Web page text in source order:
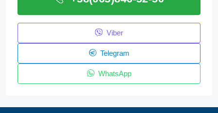
Viber
Telegram
WhatsApp